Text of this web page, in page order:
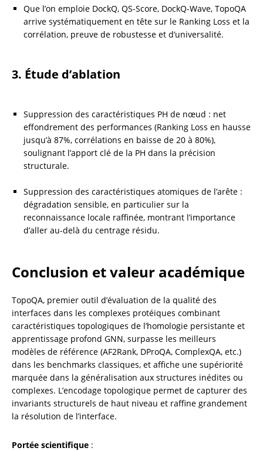
Que l’on emploie DockQ, QS-Score, DockQ-Wave, TopoQA
arrive systématiquement en tête sur le Ranking Loss et la
corrélation, preuve de robustesse et d’universalité.
3. Étude d’ablation
Suppression des caractéristiques PH de nœud : net
effondrement des performances (Ranking Loss en hausse
jusqu’à 87%, corrélations en baisse de 20 à 80%),
soulignant l’apport clé de la PH dans la précision
structurale.
Suppression des caractéristiques atomiques de l’arête :
dégradation sensible, en particulier sur la
reconnaissance locale raffinée, montrant l’importance
d’aller au-delà du centrage résidu.
Conclusion et valeur académique
TopoQA, premier outil d’évaluation de la qualité des
interfaces dans les complexes protéiques combinant
caractéristiques topologiques de l’homologie persistante et
apprentissage profond GNN, surpasse les meilleurs
modèles de référence (AF2Rank, DProQA, ComplexQA, etc.)
dans les benchmarks classiques, et affiche une supériorité
marquée dans la généralisation aux structures inédites ou
complexes. L’encodage topologique permet de capturer des
invariants structurels de haut niveau et raffine grandement
la résolution de l’interface.
Portée scientifique :